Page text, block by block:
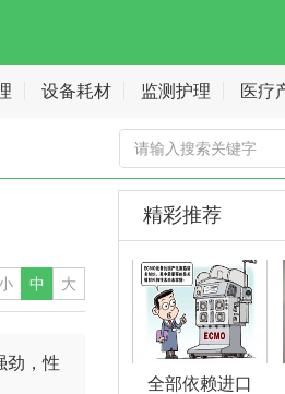
设备耗材 监测护理 医疗
中 大
劲，性
精彩推荐
全部依赖进口